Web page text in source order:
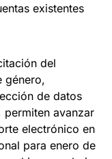
existentes
del
género,
de datos
avanzar
electrónico en
para enero de